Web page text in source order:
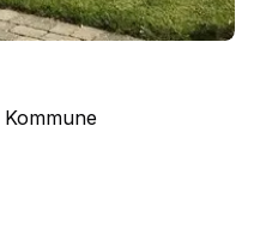
Kommune